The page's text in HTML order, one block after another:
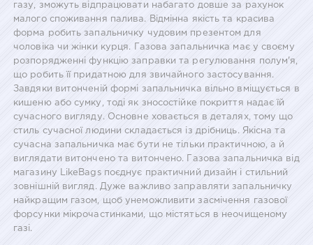
газу, зможуть відпрацювати набагато довше за рахунок
малого споживання палива. Відмінна якість та красива
форма робить запальничку чудовим презентом для
чоловіка чи жінки курця. Газова запальничка має у своєму
розпорядженні функцію заправки та регулювання полум'я,
що робить її придатною для звичайного застосування.
Завдяки витонченій формі запальничка вільно вміщується в
кишеню або сумку, тоді як зносостійке покриття надає їй
сучасного вигляду. Основне ховається в деталях, тому що
стиль сучасної людини складається із дрібниць. Якісна та
сучасна запальничка має бути не тільки практичною, а й
виглядати витончено та витончено. Газова запальничка від
магазину LikeBags поєднує практичний дизайн і стильний
зовнішній вигляд. Дуже важливо заправляти запальничку
найкращим газом, щоб унеможливити засмічення газової
форсунки мікрочастинками, що містяться в неочищеному
газі.